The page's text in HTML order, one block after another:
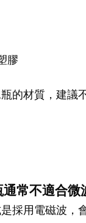
膠
的材質，建議
常不適合微
採用電磁波，